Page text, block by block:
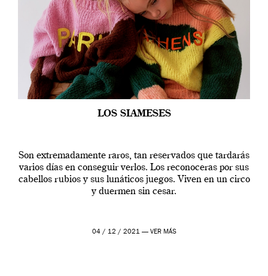
LOS SIAMESES
Son extremadamente raros, tan reservados que tardarás
varios días en conseguir verlos. Los reconoceras por sus
cabellos rubios y sus lunáticos juegos. Viven en un circo
y duermen sin cesar.
04 / 12 / 2021 — VER MÁS